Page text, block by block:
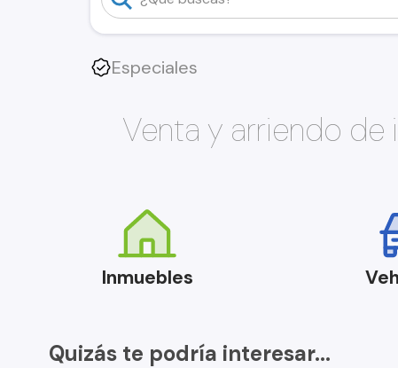
Especiales
Venta y arriendo de
Inmuebles
Quizás te podría interesar...